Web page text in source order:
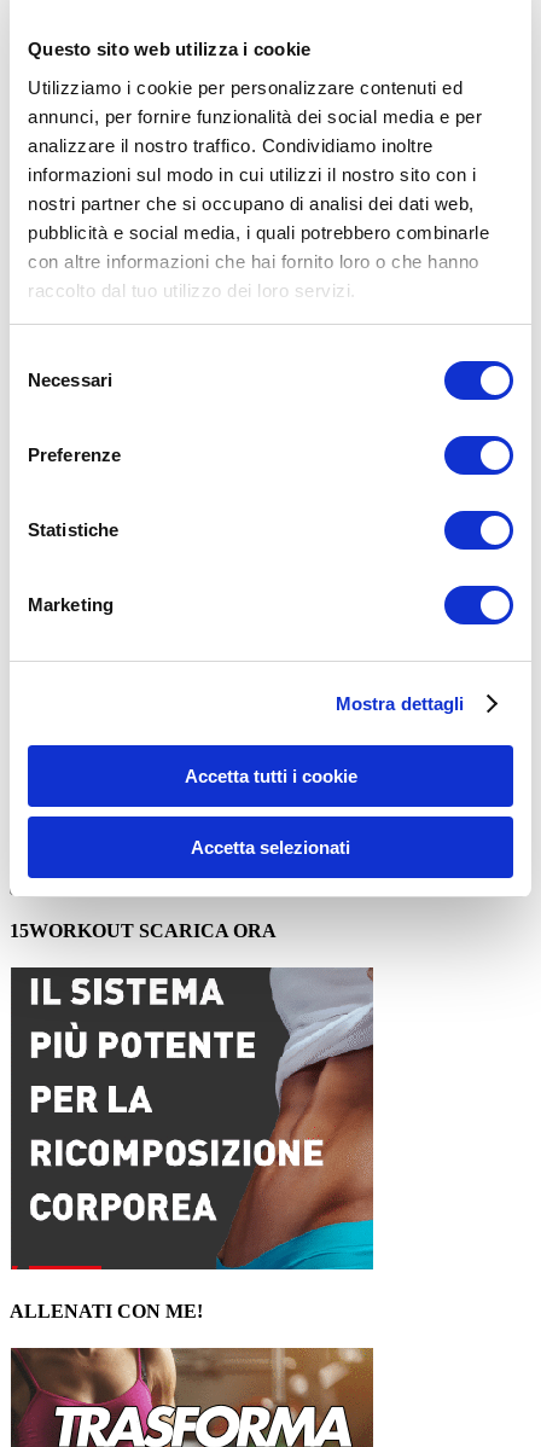
Questo sito web utilizza i cookie
Utilizziamo i cookie per personalizzare contenuti ed
annunci, per fornire funzionalità dei social media e per
analizzare il nostro traffico. Condividiamo inoltre
informazioni sul modo in cui utilizzi il nostro sito con i
nostri partner che si occupano di analisi dei dati web,
pubblicità e social media, i quali potrebbero combinarle
con altre informazioni che hai fornito loro o che hanno
raccolto dal tuo utilizzo dei loro servizi.
delNecessari
Preferenze
Statistiche
Marketing
Mostra dettagli
Accetta tutti i cookie
Accetta selezionati
Avvertenze:le informazioni contenute in questi video non
intendono sostituirsi in nessun modo a parere medico o di altri
specialisti. L’autore declina ogni responsabilità di effetti o di
conseguenze risultanti dall’uso di tali informazioni e dalla loro messa
in pratica. L’allenamento con sovraccarichi, a corpo libero, con i
kettlebell, con il trx, e con altri attrezzi può causare infortuni, si
esercizi e metodologie adatte al proprio livello di forma. Consultare
il proprio medico di fiducia prima di intraprendere qualsiasi forma di
attività fisica o regime alimentare.
Condividi:
Facebook
culotte de cheval
Nome*
15WORKOUT SCARICA ORA
ALLENATI CON ME!